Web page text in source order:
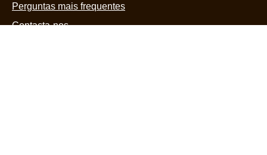
Perguntas mais frequentes
Contacta-nos